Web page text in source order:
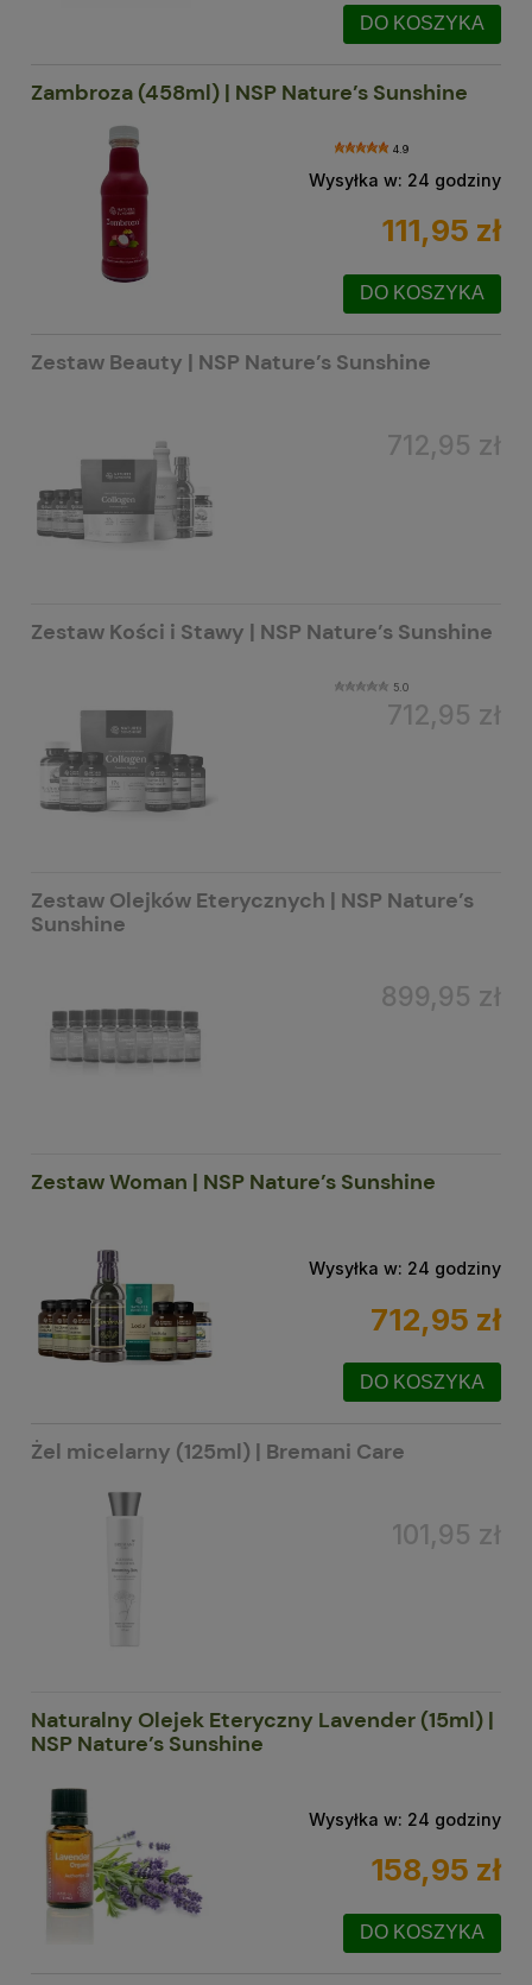
DO KOSZYKA
Zambroza (458ml) | NSP Nature’s Sunshine
4.9
Wysyłka w: 24 godziny
111,95 zł
DO KOSZYKA
Zestaw Beauty | NSP Nature’s Sunshine
712,95 zł
Zestaw Kości i Stawy | NSP Nature’s Sunshine
5.0
712,95 zł
Zestaw Olejków Eterycznych | NSP Nature’s
Sunshine
899,95 zł
Zestaw Woman | NSP Nature’s Sunshine
Wysyłka w: 24 godziny
712,95 zł
DO KOSZYKA
Żel micelarny (125ml) | Bremani Care
101,95 zł
Naturalny Olejek Eteryczny Lavender (15ml) |
NSP Nature’s Sunshine
Wysyłka w: 24 godziny
158,95 zł
DO KOSZYKA